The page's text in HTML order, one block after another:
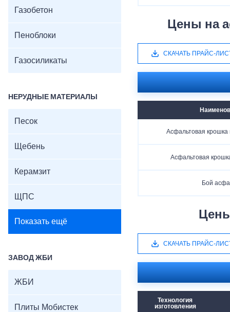
Газобетон
Пеноблоки
Газосиликаты
НЕРУДНЫЕ МАТЕРИАЛЫ
Песок
Щебень
Керамзит
ЩПС
Показать ещё
ЗАВОД ЖБИ
ЖБИ
Плиты Мобистек
Цены на
СКАЧАТЬ ПРАЙС-
Асфальтовая крошка
Асфальтовая
Бой
СКАЧАТЬ ПРАЙС-
Технология
изготовления